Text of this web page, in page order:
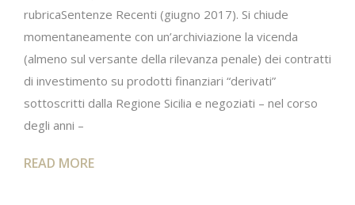
rubricaSentenze Recenti (giugno 2017). Si chiude
momentaneamente con un’archiviazione la vicenda
(almeno sul versante della rilevanza penale) dei contratti
di investimento su prodotti finanziari “derivati”
sottoscritti dalla Regione Sicilia e negoziati – nel corso
degli anni –
READ MORE